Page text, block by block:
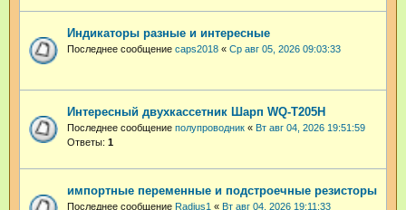
Индикаторы разные и интересные
Последнее сообщение caps2018 « Ср авг 05, 2026 09:03:33
Интересный двухкассетник Шарп WQ-T205H
Последнее сообщение полупроводник « Вт авг 04, 2026 19:51:59
Ответы: 1
импортные переменные и подстроечные резисторы
Последнее сообщение Radius1 « Вт авг 04, 2026 19:11:33